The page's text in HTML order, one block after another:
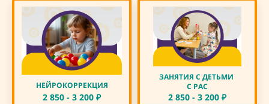
НЕЙРОКОРРЕКЦИЯ
2 850 - 3 200 ₽
ЗАНЯТИЯ С ДЕТЬМИ
С РАС
2 850 - 3 200 ₽